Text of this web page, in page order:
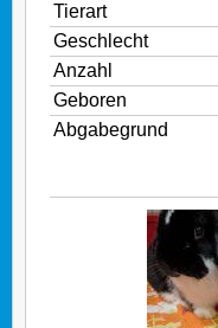
Tierart
Geschlecht
Anzahl
Geboren
Abgabegrund